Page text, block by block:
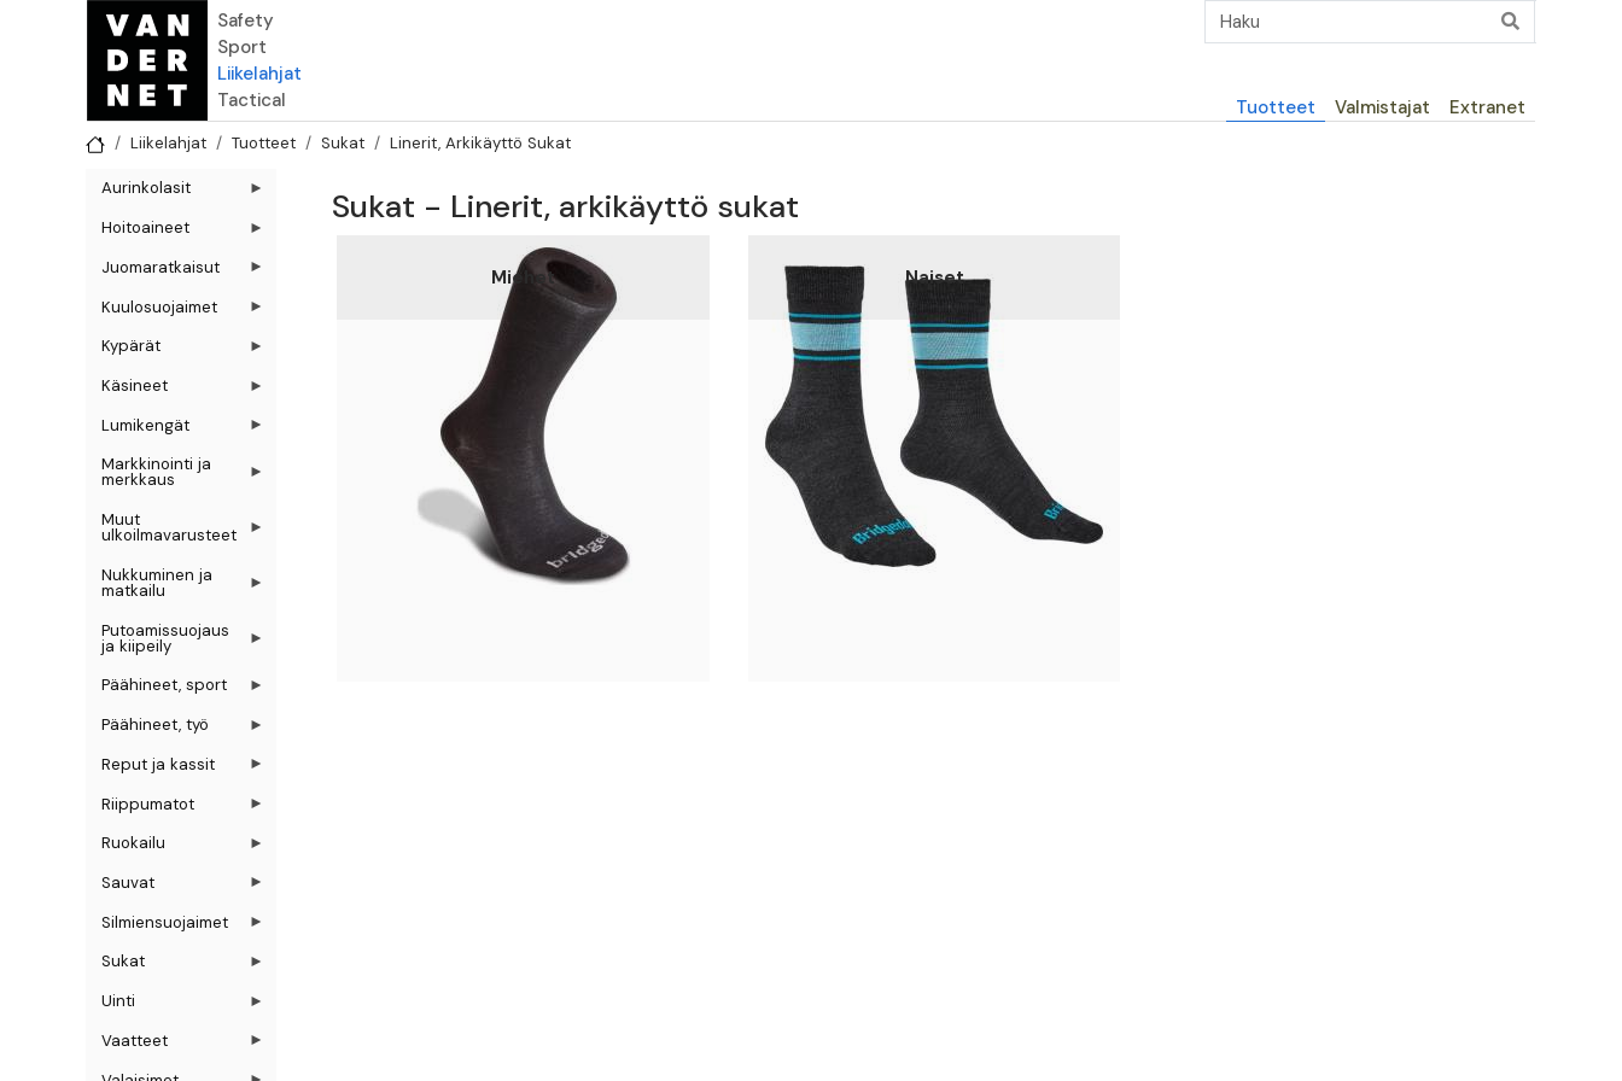
Hyppää pääsisältöön
Safety
Sport
Liikelahjat
Tactical
Päävalikko
Tuotteet Valmistajat Extranet
Liikelahjat Tuotteet Sukat Linerit, Arkikäyttö Sukat
Sukat - Linerit, arkikäyttö sukat
Miehet Naiset
Aurinkolasit
Hoitoaineet
Juomaratkaisut
Kuulosuojaimet
Kypärät
Käsineet
Lumikengät
Markkinointi ja
merkkaus
Muut
ulkoilmavarusteet
Nukkuminen ja
matkailu
Putoamissuojaus
ja kiipeily
Päähineet, sport
Päähineet, työ
Reput ja kassit
Riippumatot
Ruokailu
Sauvat
Silmiensuojaimet
Sukat
Uinti
Vaatteet